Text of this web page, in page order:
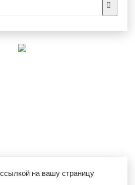
на вашу страницу